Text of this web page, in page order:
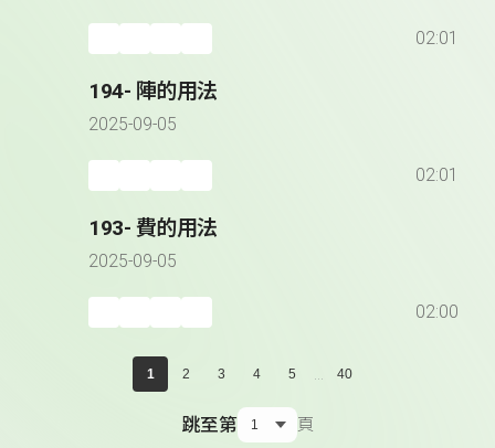
02:01
194- 陣的用法
2025-09-05
02:01
193- 費的用法
2025-09-05
02:00
1 2 3 4 5 ... 40
跳至第 頁